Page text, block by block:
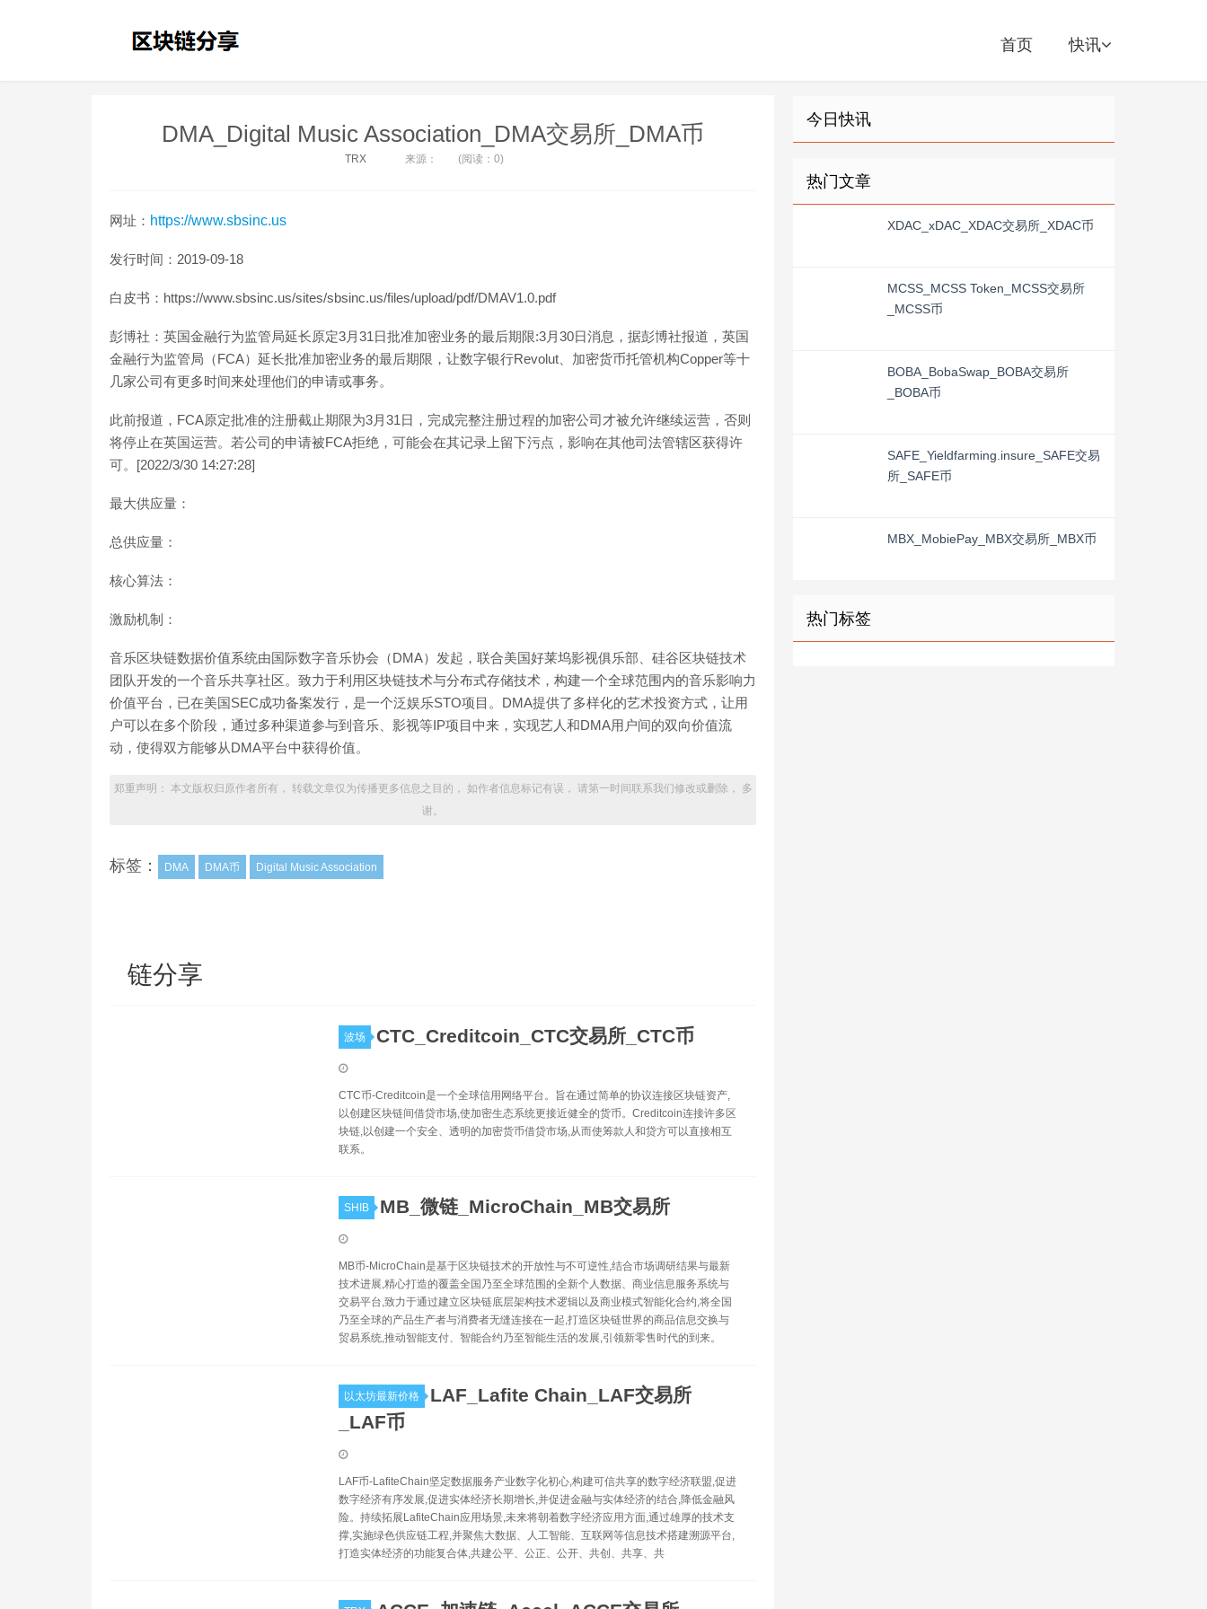
首页 快讯
DMA_Digital Music Association_DMA交易所_DMA币
TRX 来源： (阅读：0)
网址： https://www.sbsinc.us
发行时间：2019-09-18
白皮书：https://www.sbsinc.us/sites/sbsinc.us/files/upload/pdf/DMAV1.0.pdf
彭博社：英国金融行为监管局延长原定3月31日批准加密业务的最后期限:3月30日消息，据彭博社报道，英国
金融行为监管局（FCA）延长批准加密业务的最后期限，让数字银行Revolut、加密货币托管机构Copper等十
几家公司有更多时间来处理他们的申请或事务。
此前报道，FCA原定批准的注册截止期限为3月31日，完成完整注册过程的加密公司才被允许继续运营，否则
将停止在英国运营。若公司的申请被FCA拒绝，可能会在其记录上留下污点，影响在其他司法管辖区获得许
可。[2022/3/30 14:27:28]
最大供应量：
总供应量：
核心算法：
激励机制：
音乐区块链数据价值系统由国际数字音乐协会（DMA）发起，联合美国好莱坞影视俱乐部、硅谷区块链技术
团队开发的一个音乐共享社区。致力于利用区块链技术与分布式存储技术，构建一个全球范围内的音乐影响力
价值平台，已在美国SEC成功备案发行，是一个泛娱乐STO项目。DMA提供了多样化的艺术投资方式，让用
户可以在多个阶段，通过多种渠道参与到音乐、影视等IP项目中来，实现艺人和DMA用户间的双向价值流
动，使得双方能够从DMA平台中获得价值。
郑重声明： 本文版权归原作者所有， 转载文章仅为传播更多信息之目的， 如作者信息标记有误， 请第一时间联系我们修改或删除， 多
谢。
标签： DMA DMA币 Digital Music Association
链分享
波场 CTC_Creditcoin_CTC交易所_CTC币
CTC币-Creditcoin是一个全球信用网络平台。旨在通过简单的协议连接区块链资产,
以创建区块链间借贷市场,使加密生态系统更接近健全的货币。Creditcoin连接许多区
块链,以创建一个安全、透明的加密货币借贷市场,从而使筹款人和贷方可以直接相互
联系。
SHIB MB_微链_MicroChain_MB交易所
MB币-MicroChain是基于区块链技术的开放性与不可逆性,结合市场调研结果与最新
技术进展,精心打造的覆盖全国乃至全球范围的全新个人数据、商业信息服务系统与
交易平台,致力于通过建立区块链底层架构技术逻辑以及商业模式智能化合约,将全国
乃至全球的产品生产者与消费者无缝连接在一起,打造区块链世界的商品信息交换与
贸易系统,推动智能支付、智能合约乃至智能生活的发展,引领新零售时代的到来。
以太坊最新价格
LAF_Lafite Chain_LAF交易所
_LAF币
LAF币-LafiteChain坚定数据服务产业数字化初心,构建可信共享的数字经济联盟,促进
数字经济有序发展,促进实体经济长期增长,并促进金融与实体经济的结合,降低金融风
险。持续拓展LafiteChain应用场景,未来将朝着数字经济应用方面,通过雄厚的技术支
撑,实施绿色供应链工程,并聚焦大数据、人工智能、互联网等信息技术搭建溯源平台,
打造实体经济的功能复合体,共建公平、公正、公开、共创、共享、共
今日快讯
热门文章
XDAC_xDAC_XDAC交易所_XDAC币
MCSS_MCSS Token_MCSS交易所
_MCSS币
BOBA_BobaSwap_BOBA交易所
_BOBA币
SAFE_Yieldfarming.insure_SAFE交易
所_SAFE币
MBX_MobiePay_MBX交易所_MBX币
热门标签